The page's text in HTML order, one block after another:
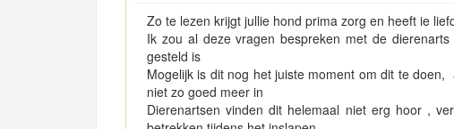
Zo te lezen krijgt jullie hond prima zorg en heeft ie
Ik zou al deze vragen bespreken met de
gesteld is
Mogelijk is dit nog het juiste moment om dit te
niet zo goed meer in
Dierenartsen vinden dit helemaal niet erg hoor ,